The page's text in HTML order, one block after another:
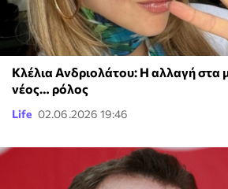
Κλέλια Ανδριολάτου: Η αλλαγή στα
νέος… ρόλος
Life 02.06.2026 19:46